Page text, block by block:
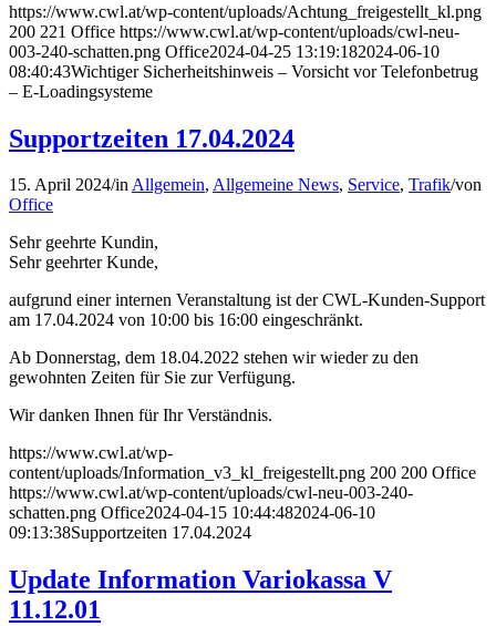
https://www.cwl.at/wp-content/uploads/Achtung_freigestellt_kl.png
200 221 Office https://www.cwl.at/wp-content/uploads/cwl-neu-
003-240-schatten.png Office2024-04-25 13:19:182024-06-10
08:40:43Wichtiger Sicherheitshinweis – Vorsicht vor Telefonbetrug
– E-Loadingsysteme
Supportzeiten 17.04.2024
15. April 2024/inAllgemein, Allgemeine News, Service, Trafik/von
Office
Sehr geehrte Kundin,
Sehr geehrter Kunde,
aufgrund einer internen Veranstaltung ist der CWL-Kunden-Support
am 17.04.2024 von 10:00 bis 16:00 eingeschränkt.
Ab Donnerstag, dem 18.04.2022 stehen wir wieder zu den
gewohnten Zeiten für Sie zur Verfügung.
Wir danken Ihnen für Ihr Verständnis.
https://www.cwl.at/wp-
content/uploads/Information_v3_kl_freigestellt.png 200 200 Office
https://www.cwl.at/wp-content/uploads/cwl-neu-003-240-
schatten.png Office2024-04-15 10:44:482024-06-10
09:13:38Supportzeiten 17.04.2024
Update Information Variokassa V
11.12.01